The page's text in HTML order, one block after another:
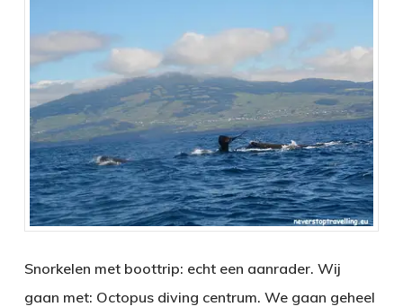
Snorkelen met boottrip: echt een aanrader. Wij
gaan met: Octopus diving centrum. We gaan geheel